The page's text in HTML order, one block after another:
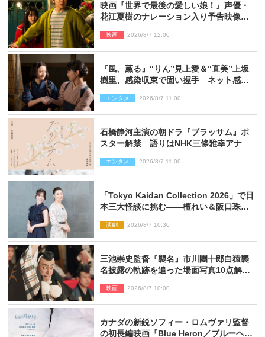
映画『世界で最後の愛しい娘！』声優・
花江夏樹のナレーション入り予告映像解
い！」
映画 2026/8/7 12:00
『風、薫る』“りん”見上愛＆“直美”上坂
樹里、感染収束で固い握手 ネット感動
エンタメ 2026/8/7 11:00
石橋静河主演の朝ドラ『ブラッサム』ポ
スター解禁 語りはNHK三條雅幸アナ
エンタメ 2026/8/7 11:00
「Tokyo Kaidan Collection 2026」で日
本三大怪談に挑む――檀れい＆阪口珠美
演劇 2026/8/7 10:30
三池崇史監督『襲名』市川團十郎白猿襲
名披露の軌跡を追った場面写真10点解
映画 2026/8/7 10:00
カナダの新鋭ソフィー・ロムヴァリ監督
の初長編映画『Blue Heron／ブルーヘロ